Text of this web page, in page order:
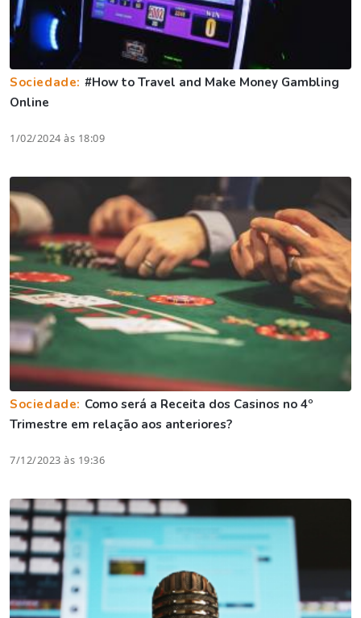
Sociedade: #How to Travel and Make Money Gambling
Online
1/02/2024 às 18:09
Sociedade: Como será a Receita dos Casinos no 4º
Trimestre em relação aos anteriores?
7/12/2023 às 19:36